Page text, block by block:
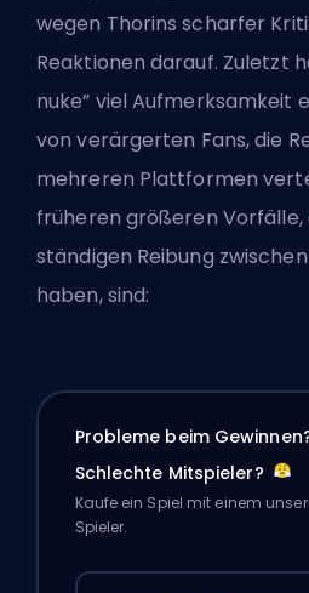
wegen Thorins scharfer
Reaktionen darauf. Zuletzt
nuke” viel Aufmerksamkeit
von verärgerten Fans, die
mehreren Plattformen
früheren größeren Vorfälle,
ständigen Reibung
haben, sind:
Probleme beim
Schlechte Mitspieler?
Kaufe ein Spiel mit einem
Spieler.